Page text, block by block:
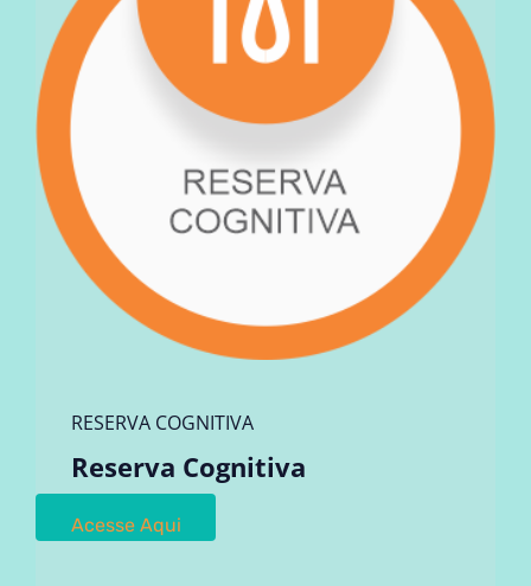
RESERVA COGNITIVA
Reserva Cognitiva
Acesse Aqui